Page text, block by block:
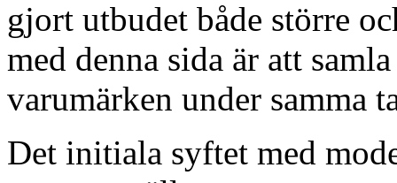
gjort utbudet både större
med denna sida är att
varumärken under samma
Det initiala syftet med